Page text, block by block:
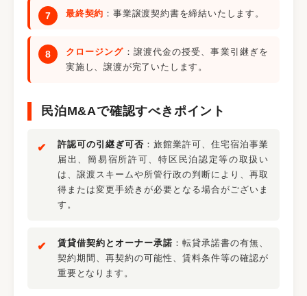
最終契約 ：事業譲渡契約書を締結いたします。
クロージング ：譲渡代金の授受、事業引継ぎを
実施し、譲渡が完了いたします。
民泊M&Aで確認すべきポイント
許認可の引継ぎ可否 ：旅館業許可、住宅宿泊事業
届出、簡易宿所許可、特区民泊認定等の取扱い
は、譲渡スキームや所管行政の判断により、再取
得または変更手続きが必要となる場合がございま
す。
賃貸借契約とオーナー承諾 ：転貸承諾書の有無、
契約期間、再契約の可能性、賃料条件等の確認が
重要となります。